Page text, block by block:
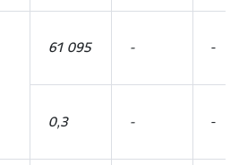
61 095 - -
0,3 - -